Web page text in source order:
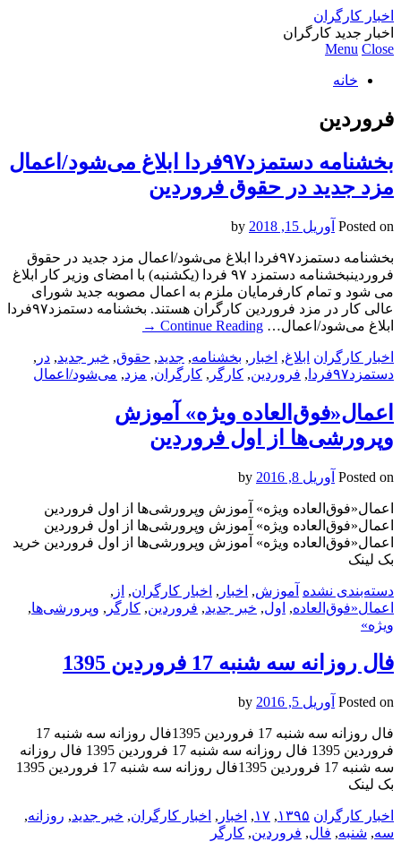
اخبار کارگران
اخبار جدید کارگران
Menu Close
خانه
فروردین
بخشنامه دستمزد۹۷فردا ابلاغ می‌شود/اعمال
مزد جدید در حقوق فروردین
Posted on آوریل 15, 2018
بخشنامه دستمزد۹۷فردا ابلاغ می‌شود/اعمال مزد جدید در حقوق
فروردینبخشنامه دستمزد ۹۷ فردا (یکشنبه) با امضای وزیر کار ابلاغ
می شود و تمام کارفرمایان ملزم به اعمال مصوبه جدید شورای
عالی کار در مزد فروردین کارگران هستند. بخشنامه دستمزد۹۷فردا
ابلاغ می‌شود/اعمال… Continue Reading
→
اخبار کارگران ابلاغ, اخبار , بخشنامه, جدید, حقوق, خبر جدید, در ,
دستمزد۹۷فردا
, فروردین, کارگر , کارگران, مزد, می‌شود/اعمال
اعمال«فوق‌العاده ویژه» آموزش
وپرورشی‌ها از اول فروردین
Posted on آوریل 8, 2016
اعمال«فوق‌العاده ویژه» آموزش وپرورشی‌ها از اول فروردین
اعمال«فوق‌العاده ویژه» آموزش وپرورشی‌ها از اول فروردین
اعمال«فوق‌العاده ویژه» آموزش وپرورشی‌ها از اول فروردین خرید
بک لینک
دسته‌بندی نشده آموزش, اخبار , اخبار کارگران, از ,
اعمال«فوق‌العاده, اول, خبر جدید, فروردین, کارگر , وپرورشی‌ها,
ویژه»
فال روزانه سه شنبه 17 فروردین 1395
Posted on آوریل 5, 2016
فال روزانه سه شنبه 17 فروردین 1395فال روزانه سه شنبه 17
فروردین 1395 فال روزانه سه شنبه 17 فروردین 1395 فال روزانه
سه شنبه 17 فروردین 1395فال روزانه سه شنبه 17 فروردین 1395
بک لینک
اخبار کارگران ۱۳۹۵, ۱۷, اخبار , اخبار کارگران, خبر جدید, روزانه,
سه, شنبه, فال, فروردین, کارگر